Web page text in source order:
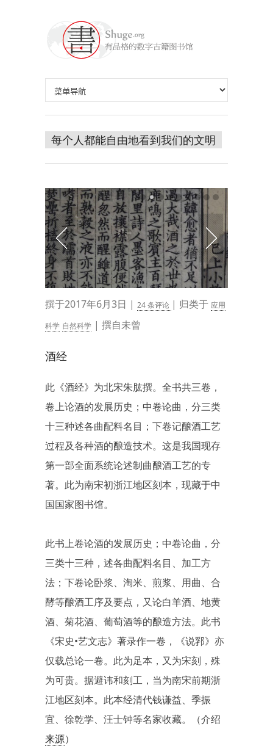
每个人都能自由地看到我们的文明
撰于2017年6月3日 | 24 条评论 | 归类于 应用
科学 自然科学 | 撰自未曾
酒经
此《酒经》为北宋朱肱撰。全书共三卷，
卷上论酒的发展历史；中卷论曲，分三类
十三种述各曲配料名目；下卷记酿酒工艺
过程及各种酒的酿造技术。这是我国现存
第一部全面系统论述制曲酿酒工艺的专
著。此为南宋初浙江地区刻本，现藏于中
国国家图书馆。
此书上卷论酒的发展历史；中卷论曲，分
三类十三种，述各曲配料名目、加工方
法；下卷论卧浆、淘米、煎浆、用曲、合
酵等酿酒工序及要点，又论白羊酒、地黄
酒、菊花酒、葡萄酒等的酿造方法。此书
《宋史•艺文志》著录作一卷，《说郛》亦
仅载总论一卷。此为足本，又为宋刻，殊
为可贵。据避讳和刻工，当为南宋前期浙
江地区刻本。此本经清代钱谦益、季振
宜、徐乾学、汪士钟等名家收藏。（介绍
来源）